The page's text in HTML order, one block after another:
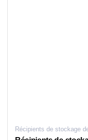
Récipients de stockage